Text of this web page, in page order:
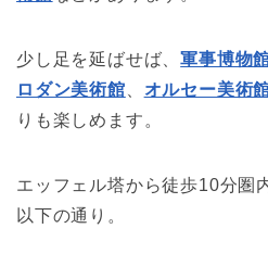
少し足を延ばせば、軍事博物
ロダン美術館
オルセー美術
りも楽しめます。
エッフェル塔から徒歩10分圏
以下の通り。